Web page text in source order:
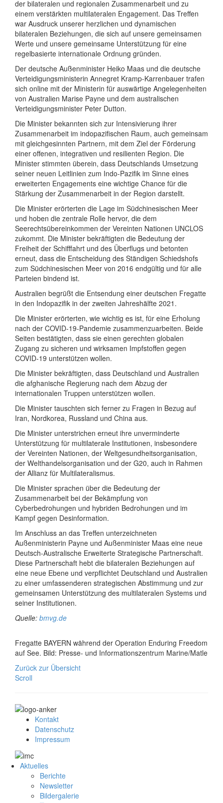
der bilateralen und regionalen Zusammenarbeit und zu
einem verstärkten multilateralen Engagement. Das Treffen
war Ausdruck unserer herzlichen und dynamischen
bilateralen Beziehungen, die sich auf unsere gemeinsamen
Werte und unsere gemeinsame Unterstützung für eine
regelbasierte internationale Ordnung gründen.
Der deutsche Außenminister Heiko Maas und die deutsche
Verteidigungsministerin Annegret Kramp-Karrenbauer trafen
sich online mit der Ministerin für auswärtige Angelegenheiten
von Australien Marise Payne und dem australischen
Verteidigungsminister Peter Dutton.
Die Minister bekannten sich zur Intensivierung ihrer
Zusammenarbeit im indopazifischen Raum, auch gemeinsam
mit gleichgesinnten Partnern, mit dem Ziel der Förderung
einer offenen, integrativen und resilienten Region. Die
Minister stimmten überein, dass Deutschlands Umsetzung
seiner neuen Leitlinien zum Indo-Pazifik im Sinne eines
erweiterten Engagements eine wichtige Chance für die
Stärkung der Zusammenarbeit in der Region darstellt.
Die Minister erörterten die Lage im Südchinesischen Meer
und hoben die zentrale Rolle hervor, die dem
Seerechtsübereinkommen der Vereinten Nationen UNCLOS
zukommt. Die Minister bekräftigten die Bedeutung der
Freiheit der Schifffahrt und des Überflugs und betonten
erneut, dass die Entscheidung des Ständigen Schiedshofs
zum Südchinesischen Meer von 2016 endgültig und für alle
Parteien bindend ist.
Australien begrüßt die Entsendung einer deutschen Fregatte
in den Indopazifik in der zweiten Jahreshälfte 2021.
Die Minister erörterten, wie wichtig es ist, für eine Erholung
nach der COVID-19-Pandemie zusammenzuarbeiten. Beide
Seiten bestätigten, dass sie einen gerechten globalen
Zugang zu sicheren und wirksamen Impfstoffen gegen
COVID-19 unterstützen wollen.
Die Minister bekräftigten, dass Deutschland und Australien
die afghanische Regierung nach dem Abzug der
internationalen Truppen unterstützen wollen.
Die Minister tauschten sich ferner zu Fragen in Bezug auf
Iran, Nordkorea, Russland und China aus.
Die Minister unterstrichen erneut ihre unverminderte
Unterstützung für multilaterale Institutionen, insbesondere
der Vereinten Nationen, der Weltgesundheitsorganisation,
der Welthandelsorganisation und der G20, auch in Rahmen
der Allianz für Multilateralismus.
Die Minister sprachen über die Bedeutung der
Zusammenarbeit bei der Bekämpfung von
Cyberbedrohungen und hybriden Bedrohungen und im
Kampf gegen Desinformation.
Im Anschluss an das Treffen unterzeichneten
Außenministerin Payne und Außenminister Maas eine neue
Deutsch-Australische Erweiterte Strategische Partnerschaft.
Diese Partnerschaft hebt die bilateralen Beziehungen auf
eine neue Ebene und verpflichtet Deutschland und Australien
zu einer umfassenderen strategischen Abstimmung und zur
gemeinsamen Unterstützung des multilateralen Systems und
seiner Institutionen.
Quelle: bmvg.de
Fregatte BAYERN während der Operation Enduring Freedom
auf See. Bild: Presse- und Informationszentrum Marine/Matle
Zurück zur Übersicht
Scroll
Kontakt
Datenschutz
Impressum
Aktuelles
Berichte
Newsletter
Bildergalerie